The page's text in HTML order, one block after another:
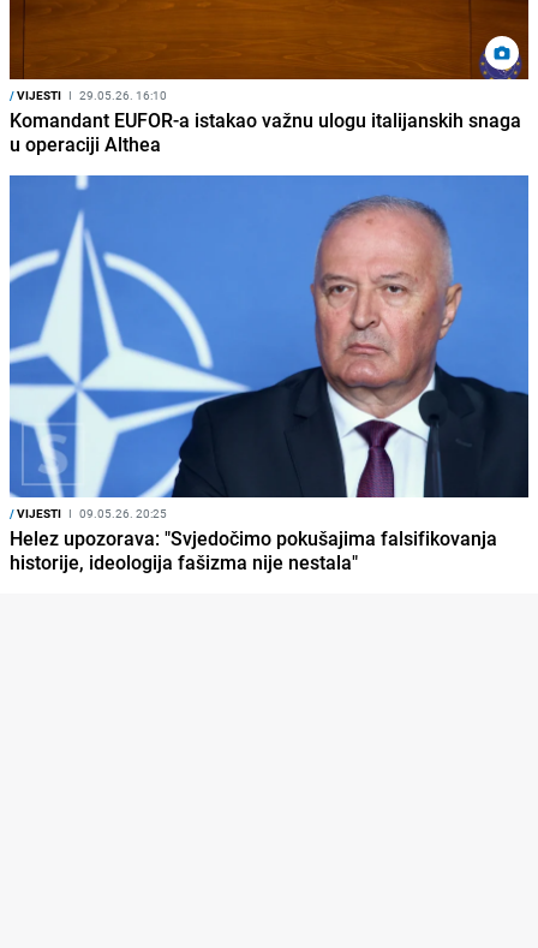
/VIJESTI I 29.05.26. 16:10
Komandant EUFOR-a istakao važnu ulogu italijanskih snaga
u operaciji Althea
/VIJESTI I 09.05.26. 20:25
Helez upozorava: "Svjedočimo pokušajima falsifikovanja
historije, ideologija fašizma nije nestala"